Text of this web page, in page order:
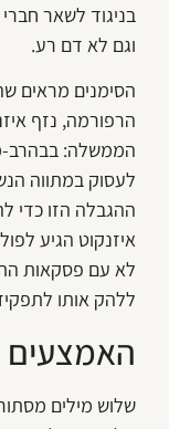
בניגוד לשאר חברי
וגם לא דם רע.
הסימנים מראים
הרפורמה, נזף
הממשלה: בבהרב-
לעסוק במתווה
ההגבלה הזו כדי
איזנקוט הגיע
לא עם פסקאות
ללהק אותו
האמצעים
שלוש מילים